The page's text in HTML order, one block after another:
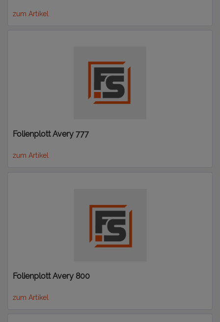
zum Artikel
Folienplott Avery 777
zum Artikel
Folienplott Avery 800
zum Artikel